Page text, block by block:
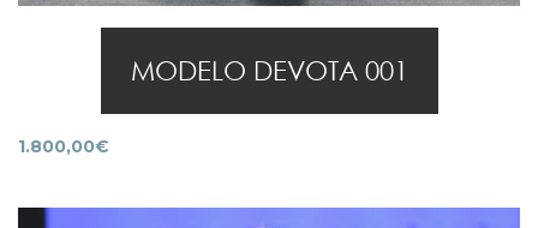
MODELO DEVOTA 001
1.800,00€